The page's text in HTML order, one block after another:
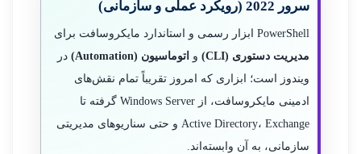
سرور 2022 (رویکرد عملی و سازمانی)
PowerShell ابزار رسمی و استاندارد مایکروسافت برای
مدیریت دستوری (CLI)
و اتوماسیون (Automation)
در
ویندوز است؛ ابزاری که امروز تقریباً تمام نقش‌های
ادمینی مایکروسافت، از Windows Server گرفته تا
Active Directory، Exchange و حتی سناریوهای مدیریتی
سازمانی، به آن وابسته‌اند.